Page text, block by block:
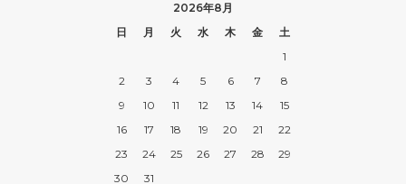
2026年8月
日
月 火 水 木 金
土
1
2
3 4 5 6 7
8
9
10 11 12 13 14
15
16
17 18 19 20 21
22
23
24 25 26 27 28
29
30
31